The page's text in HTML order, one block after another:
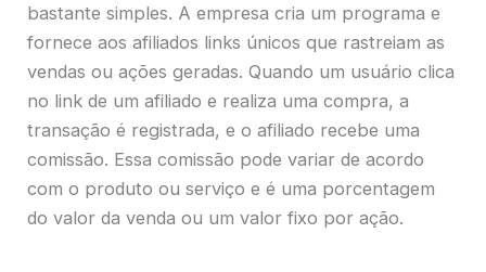
bastante simples. A empresa cria um programa e
fornece aos afiliados links únicos que rastreiam as
vendas ou ações geradas. Quando um usuário clica
no link de um afiliado e realiza uma compra, a
transação é registrada, e o afiliado recebe uma
comissão. Essa comissão pode variar de acordo
com o produto ou serviço e é uma porcentagem
do valor da venda ou um valor fixo por ação.